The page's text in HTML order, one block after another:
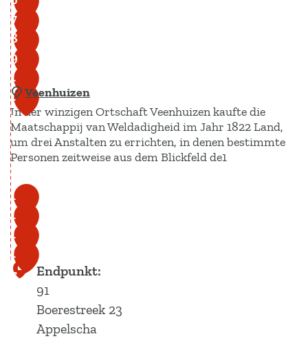
z
e
n
t
r
u
m
D
r
e
n
t
s
-
o
c
h
t
e
l
o
ë
r
v
e
e
n
7
8
9
1
0
1
1
Veenhuizen
In der winzigen Ortschaft Veenhuizen kaufte die
Maatschappij van Weldadigheid im Jahr 1822 Land,
um drei Anstalten zu errichten, in denen bestimmte
Personen zeitweise aus dem Blickfeld de1
V
e
e
n
h
1
2
1
3
1
4
1
5
Endpunkt:
91
Boerestreek 23
Appelscha